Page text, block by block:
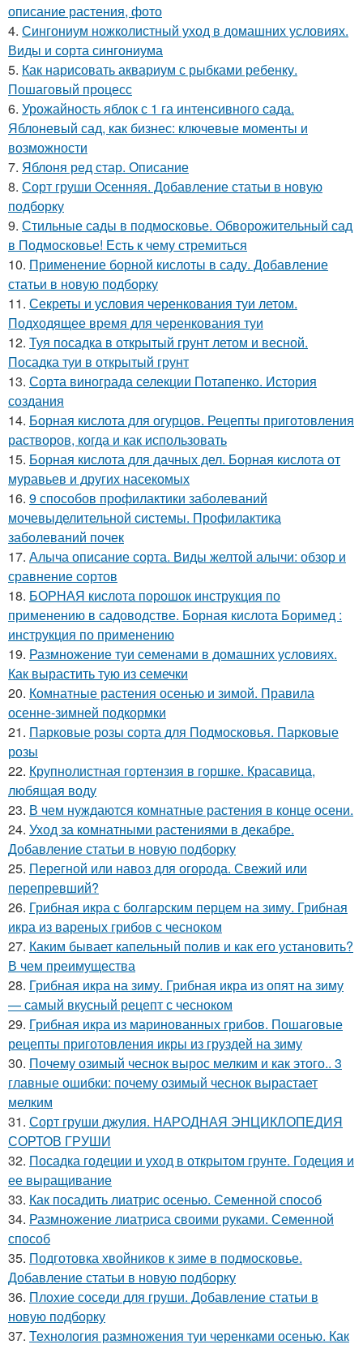
описание растения, фото
4. Сингониум ножколистный уход в домашних условиях.
Виды и сорта сингониума
5. Как нарисовать аквариум с рыбками ребенку.
Пошаговый процесс
6. Урожайность яблок с 1 га интенсивного сада.
Яблоневый сад, как бизнес: ключевые моменты и
возможности
7. Яблоня ред стар. Описание
8. Сорт груши Осенняя. Добавление статьи в новую
подборку
9. Стильные сады в подмосковье. Обворожительный сад
в Подмосковье! Есть к чему стремиться
10. Применение борной кислоты в саду. Добавление
статьи в новую подборку
11. Секреты и условия черенкования туи летом.
Подходящее время для черенкования туи
12. Туя посадка в открытый грунт летом и весной.
Посадка туи в открытый грунт
13. Сорта винограда селекции Потапенко. История
создания
14. Борная кислота для огурцов. Рецепты приготовления
растворов, когда и как использовать
15. Борная кислота для дачных дел. Борная кислота от
муравьев и других насекомых
16. 9 способов профилактики заболеваний
мочевыделительной системы. Профилактика
заболеваний почек
17. Алыча описание сорта. Виды желтой алычи: обзор и
сравнение сортов
18. БОРНАЯ кислота порошок инструкция по
применению в садоводстве. Борная кислота Боримед :
инструкция по применению
19. Размножение туи семенами в домашних условиях.
Как вырастить тую из семечки
20. Комнатные растения осенью и зимой. Правила
осенне-зимней подкормки
21. Парковые розы сорта для Подмосковья. Парковые
розы
22. Крупнолистная гортензия в горшке. Красавица,
любящая воду
23. В чем нуждаются комнатные растения в конце осени.
24. Уход за комнатными растениями в декабре.
Добавление статьи в новую подборку
25. Перегной или навоз для огорода. Свежий или
перепревший?
26. Грибная икра с болгарским перцем на зиму. Грибная
икра из вареных грибов с чесноком
27. Каким бывает капельный полив и как его установить?
В чем преимущества
28. Грибная икра на зиму. Грибная икра из опят на зиму
— самый вкусный рецепт с чесноком
29. Грибная икра из маринованных грибов. Пошаговые
рецепты приготовления икры из груздей на зиму
30. Почему озимый чеснок вырос мелким и как этого.. 3
главные ошибки: почему озимый чеснок вырастает
мелким
31. Сорт груши джулия. НАРОДНАЯ ЭНЦИКЛОПЕДИЯ
СОРТОВ ГРУШИ
32. Посадка годеции и уход в открытом грунте. Годеция и
ее выращивание
33. Как посадить лиатрис осенью. Семенной способ
34. Размножение лиатриса своими руками. Семенной
способ
35. Подготовка хвойников к зиме в подмосковье.
Добавление статьи в новую подборку
36. Плохие соседи для груши. Добавление статьи в
новую подборку
37. Технология размножения туи черенками осенью. Как